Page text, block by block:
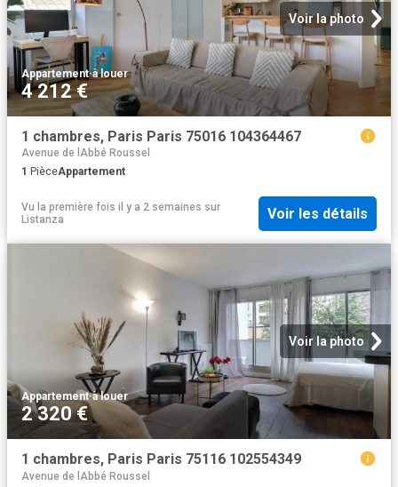
Voir la photo
Appartement·à louer
4 212 €
1 chambres, Paris Paris 75016 104364467
Avenue de lAbbé Roussel
1 PièceAppartement
Vu la première fois il y a 2 semaines sur
Listanza
Voir les détails
Voir la photo
Appartement·à louer
2 320 €
1 chambres, Paris Paris 75116 102554349
Avenue de lAbbé Roussel